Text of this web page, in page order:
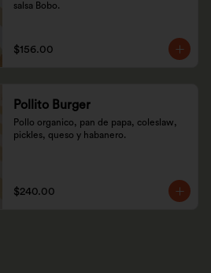
salsa Bobo.
$156.00
Pollito Burger
Pollo organico, pan de papa, coleslaw,
pickles, queso y habanero.
$240.00